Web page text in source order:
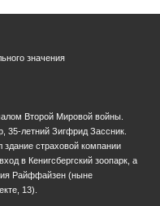
значения
Второй Мировой войны.
35-летний Зигфрид Зассник.
здание страховой компании
в Кенигсбергский зоопарк, а
Райффайзен (ныне
13).